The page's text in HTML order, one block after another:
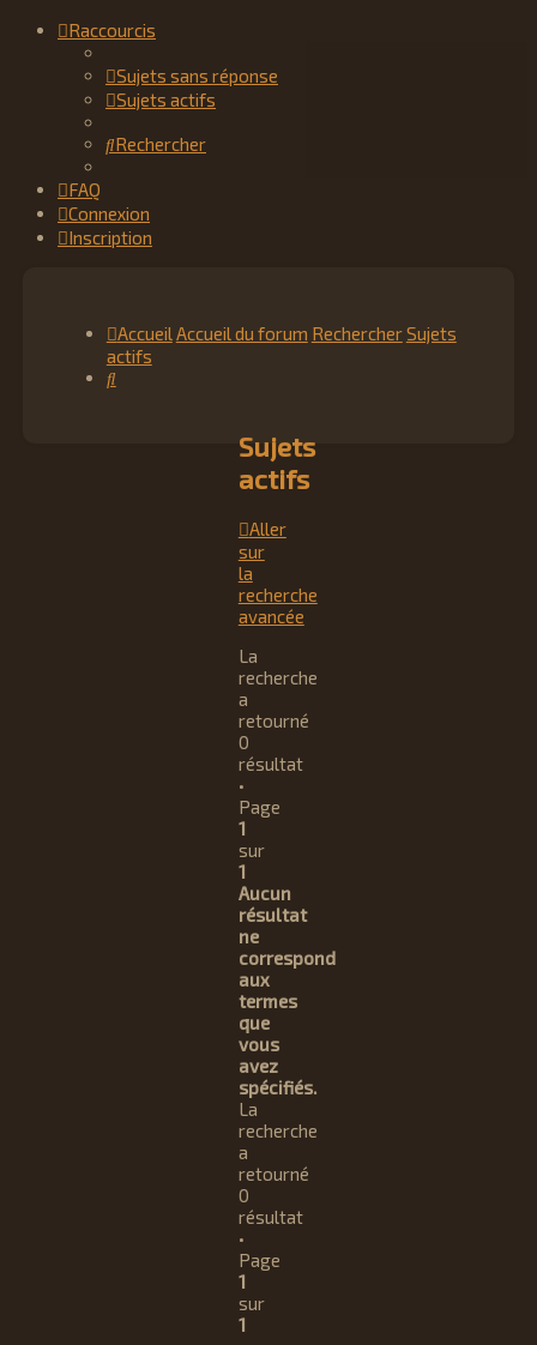
Raccourcis
Sujets sans réponse
Sujets actifs
Rechercher
FAQ
Connexion
Inscription
AccueilAccueil du forum RechercherSujets
actifs
Rechercher
Sujets
actifs
Aller
sur
la
recherche
avancée
La
recherche
a
retourné
0
résultat
•
Page
1
sur
1
Aucun
résultat
ne
correspond
aux
termes
que
vous
avez
spécifiés.
La
recherche
a
retourné
0
résultat
•
Page
1
sur
1